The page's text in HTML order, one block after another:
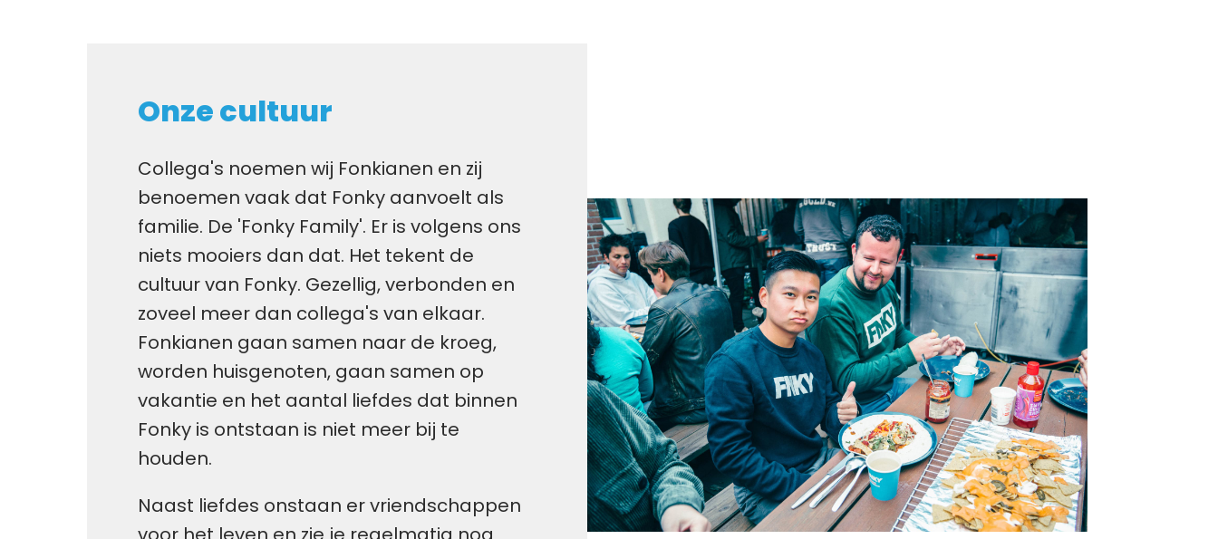
Onze cultuur
Collega's noemen wij Fonkianen en zij
benoemen vaak dat Fonky aanvoelt als
familie. De 'Fonky Family'. Er is volgens ons
niets mooiers dan dat. Het tekent de
cultuur van Fonky. Gezellig, verbonden en
zoveel meer dan collega's van elkaar.
Fonkianen gaan samen naar de kroeg,
worden huisgenoten, gaan samen op
vakantie en het aantal liefdes dat binnen
Fonky is ontstaan is niet meer bij te
houden.
Naast liefdes onstaan er vriendschappen